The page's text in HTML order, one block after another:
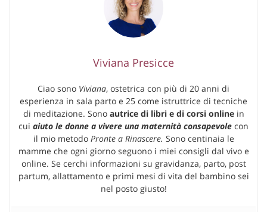
Viviana Presicce
Ciao sono Viviana, ostetrica con più di 20 anni di
esperienza in sala parto e 25 come istruttrice di tecniche
di meditazione. Sono autrice di libri e di corsi onlinein
cui aiuto le donne a vivere una maternità consapevole con
il mio metodo Pronte a Rinascere. Sono centinaia le
mamme che ogni giorno seguono i miei consigli dal vivo e
online. Se cerchi informazioni su gravidanza, parto, post
partum, allattamento e primi mesi di vita del bambino sei
nel posto giusto!